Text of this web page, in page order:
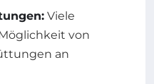
Viele
von
an